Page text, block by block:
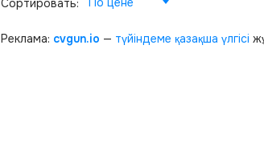
Сортировать:
Реклама: cvgun.io — түйіндеме қазақша үлгісі